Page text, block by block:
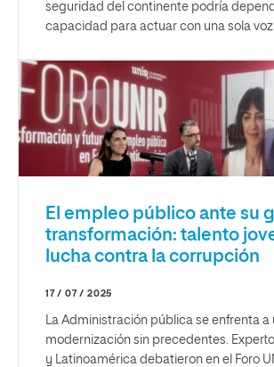
seguridad del continente podría
capacidad para actuar con una sola voz.
El empleo público ante su
transformación: talento
lucha contra la corrupción
17 / 07 / 2025
La Administración pública se enfrenta a
modernización sin precedentes.
y Latinoamérica debatieron en el Foro